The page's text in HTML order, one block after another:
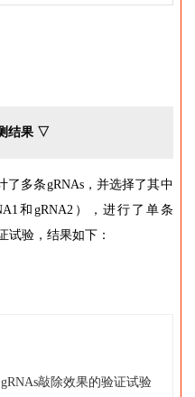
结果 ▽
了多条gRNAs，并选择了其中
和gRNA2），进行了单条
试验，结果如下：